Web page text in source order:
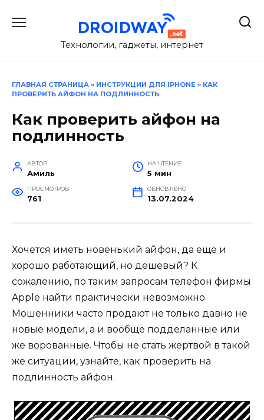
Технологии, гаджеты, интернет
ГЛАВНАЯ СТРАНИЦА » ИНСТРУКЦИИ ДЛЯ IPHONE » КАК
ПРОВЕРИТЬ АЙФОН НА ПОДЛИННОСТЬ
Как проверить айфон на
подлинность
АВТОР
Амиль
НА ЧТЕНИЕ
5 мин
ПРОСМОТРОВ
761
ОБНОВЛЕНО
13.07.2024
Хочется иметь новенький айфон, да ещё и
хорошо работающий, но дешевый? К
сожалению, по таким запросам телефон фирмы
Apple найти практически невозможно.
Мошенники часто продают не только давно не
новые модели, а и вообще подделанные или
же ворованные. Чтобы не стать жертвой в такой
же ситуации, узнайте, как проверить на
подлинность айфон.